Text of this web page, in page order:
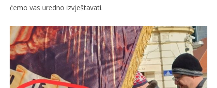
ćemo vas uredno izvještavati.